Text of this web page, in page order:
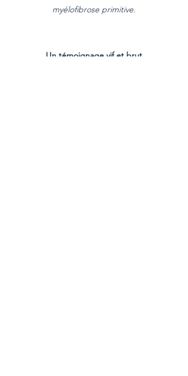
myélofibrose primitive.
Un témoignage vif et brut